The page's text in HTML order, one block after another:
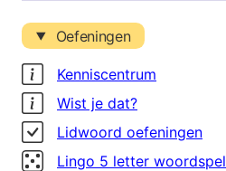
Oefeningen
Kenniscentrum
Wist je dat?
Lidwoord oefeningen
Lingo 5 letter woordspel